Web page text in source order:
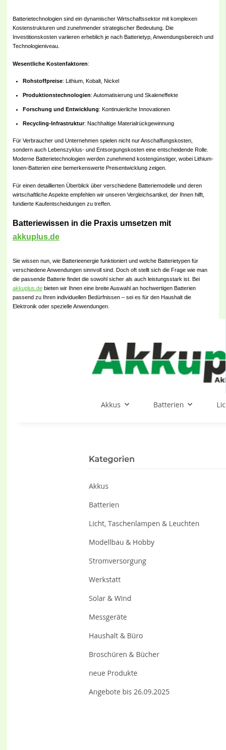
Batterietechnologien sind ein dynamischer Wirtschaftssektor mit komplexen
Kostenstrukturen und zunehmender strategischer Bedeutung. Die
Investitionskosten variieren erheblich je nach Batterietyp, Anwendungsbereich und
Technologieniveau.
Wesentliche Kostenfaktoren:
Rohstoffpreise: Lithium, Kobalt, Nickel
Produktionstechnologien: Automatisierung und Skaleneffekte
Forschung und Entwicklung: Kontinuierliche Innovationen
Recycling-Infrastruktur: Nachhaltige Materialrückgewinnung
Für Verbraucher und Unternehmen spielen nicht nur Anschaffungskosten,
sondern auch Lebenszyklus- und Entsorgungskosten eine entscheidende Rolle.
Moderne Batterietechnologien werden zunehmend kostengünstiger, wobei Lithium-
Ionen-Batterien eine bemerkenswerte Preisentwicklung zeigen.
Für einen detaillierten Überblick über verschiedene Batteriemodelle und deren
wirtschaftliche Aspekte empfehlen wir unseren Vergleichsartikel, der Ihnen hilft,
fundierte Kaufentscheidungen zu treffen.
Batteriewissen in die Praxis umsetzen mit
akkuplus.de
Sie wissen nun, wie Batterieenergie funktioniert und welche Batterietypen für
verschiedene Anwendungen sinnvoll sind. Doch oft stellt sich die Frage wie man
die passende Batterie findet die sowohl sicher als auch leistungsstark ist. Bei
akkuplus.debieten wir Ihnen eine breite Auswahl an hochwertigen Batterien
passend zu Ihren individuellen Bedürfnissen – sei es für den Haushalt die
Elektronik oder spezielle Anwendungen.